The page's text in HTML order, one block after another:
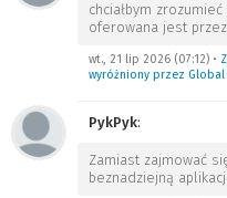
chciałbym
oferowana jest
wt., 21 lip 2026 (07:12) •
wyróżniony przez Global
PykPyk:
Zamiast zajmować
beznadziejną